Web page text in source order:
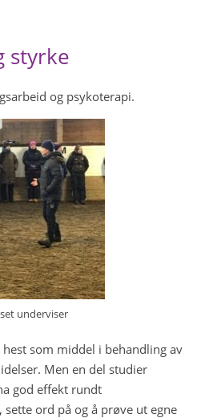
styrke
og psykoterapi.
underviser
som middel i behandling av
Men en del studier
god effekt rundt
ord på og å prøve ut egne